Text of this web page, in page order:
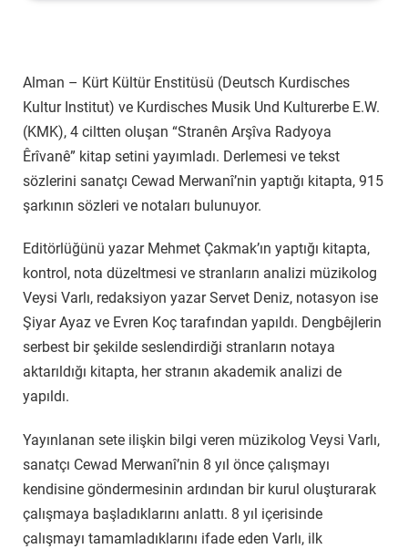
Alman – Kürt Kültür Enstitüsü (Deutsch Kurdisches
Kultur Institut) ve Kurdisches Musik Und Kulturerbe E.W.
(KMK), 4 ciltten oluşan “Stranên Arşîva Radyoya
Êrîvanê” kitap setini yayımladı. Derlemesi ve tekst
sözlerini sanatçı Cewad Merwanî’nin yaptığı kitapta, 915
şarkının sözleri ve notaları bulunuyor.
Editörlüğünü yazar Mehmet Çakmak’ın yaptığı kitapta,
kontrol, nota düzeltmesi ve stranların analizi müzikolog
Veysi Varlı, redaksiyon yazar Servet Deniz, notasyon ise
Şiyar Ayaz ve Evren Koç tarafından yapıldı. Dengbêjlerin
serbest bir şekilde seslendirdiği stranların notaya
aktarıldığı kitapta, her stranın akademik analizi de
yapıldı.
Yayınlanan sete ilişkin bilgi veren müzikolog Veysi Varlı,
sanatçı Cewad Merwanî’nin 8 yıl önce çalışmayı
kendisine göndermesinin ardından bir kurul oluşturarak
çalışmaya başladıklarını anlattı. 8 yıl içerisinde
çalışmayı tamamladıklarını ifade eden Varlı, ilk